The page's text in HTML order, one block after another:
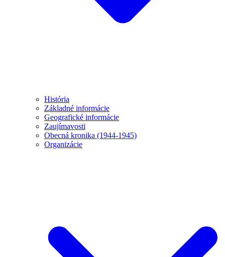
História
Základné informácie
Geografické informácie
Zaujímavosti
Obecná kronika (1944-1945)
Organizácie